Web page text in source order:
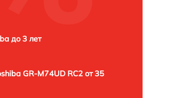
до 3 лет
GR-M74UD RC2 от 35